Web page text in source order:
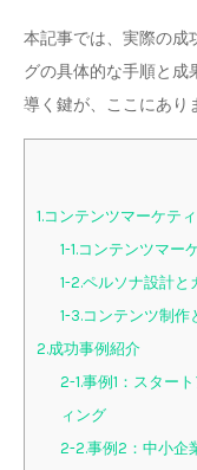
本記事では、実際の成
グの具体的な手順と成
導く鍵が、ここにあり
1.コンテンツマーケテ
1-1.コンテンツマー
1-2.ペルソナ設計
1-3.コンテンツ制作
2.成功事例紹介
2-1.事例1：スター
ィング
2-2.事例2：中小企